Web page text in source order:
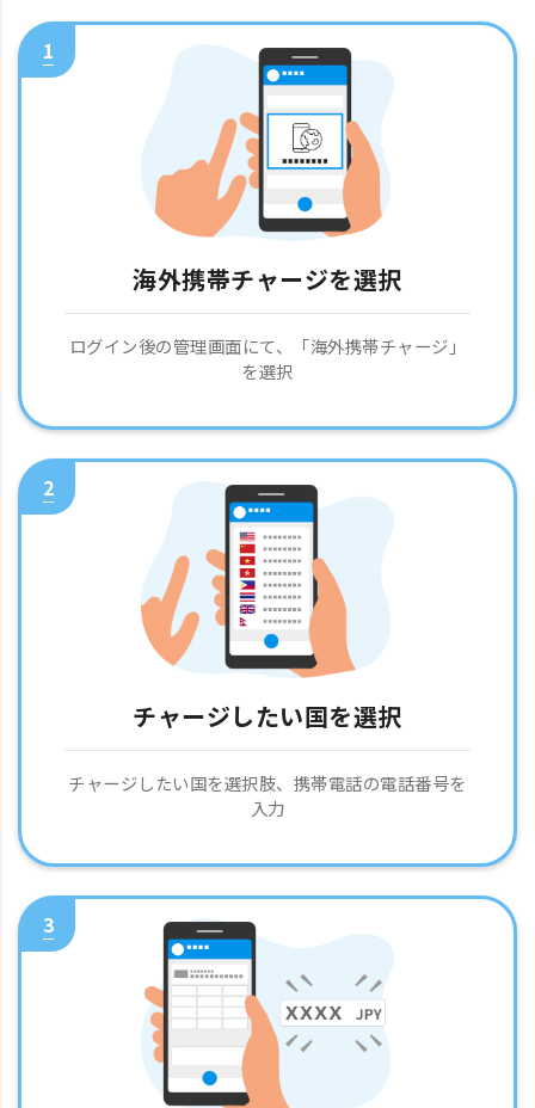
1
海外携帯チャージを選択
ログイン後の管理画面にて、「海外携帯チャージ」
を選択
2
チャージしたい国を選択
チャージしたい国を選択肢、携帯電話の電話番号を
入力
3